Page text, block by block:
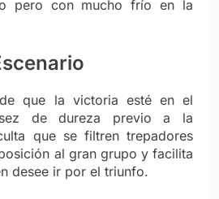
pero con mucho frío en la
que la victoria esté en el
de dureza previo a la
que se filtren trepadores
al gran grupo y facilita
desee ir por el triunfo.